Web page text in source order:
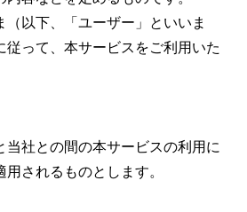
以下、「ユーザー」といいま
従って、本サービスをご利用いた
当社との間の本サービスの利用に
されるものとします。